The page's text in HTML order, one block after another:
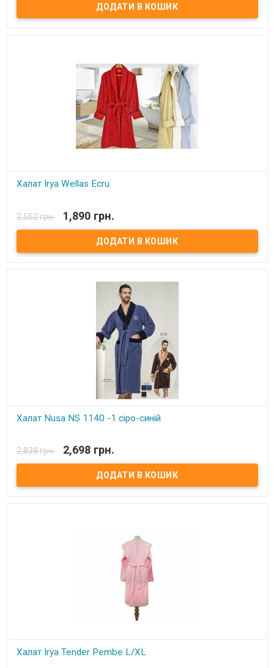
100% хлопок. Цвет: розовый Производитель: Irya (Турция).
Халат Irya Wellas Ecru
Халат Irya Wellas Ecru L/XL Размер: L/XL - Длина - 105 см, Рукав - 69
см, Ширина - 115 см Состав: 100% хлопок. Цвет: кремовый
Производитель: Irya (Турция).
2,552 грн. 1,890 грн.
Халат Nusa NS 1140 -1 сіро-синій
махра нижня сторона. Розмір: L /XL, 2XL, 3XL, 4XL Колір: сіро-синій.
склад: 100% бамбук. Виробник: Nusa, Туреччина.
2,838 грн. 2,698 грн.
Халат Irya Tender Pembe L/XL